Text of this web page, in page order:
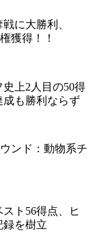
に大勝利、
獲得！！
上2人目の50得
成も勝利ならず
ンド：動物系チ
ト56得点、ヒ
録を樹立